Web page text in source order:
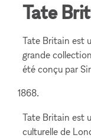
Tate
Tate Britain est
grande
été conçu par
Tate Britain est
culturelle de